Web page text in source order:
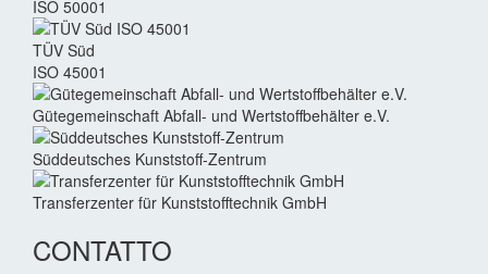
ISO 50001
TÜV Süd
ISO 45001
Güte­gemein­schaft Abfall- und Wert­stoff­behälter e.V.
Süddeutsches Kunststoff-Zentrum
Transferzenter für Kunststoff­technik GmbH
CONTATTO